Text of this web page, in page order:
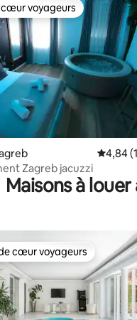
5, 398 commentaires
cœur voyageurs
voyageurs
Note
4,84
Zagreb jacuzzi
Maisons à
cœur voyageurs parmi les
cœur voyageurs